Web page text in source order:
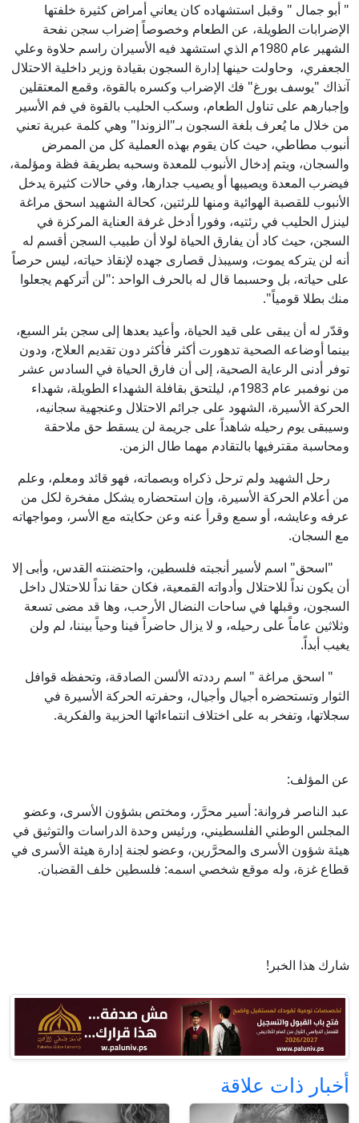
" أبو جمال " وقبل استشهاده كان يعاني أمراض كثيرة خلفتها
الإضرابات الطويلة، عن الطعام وخصوصاً إضراب سجن نفحة
الشهير عام 1980م الذي استشهد فيه الأسيران راسم حلاوة وعلي
الجعفري، وحاولت حينها إدارة السجون بقيادة وزير داخلية الاحتلال
آنذاك "يوسف بورغ" فك الإضراب وكسره بالقوة، وقمع المعتقلين
وإجبارهم على تناول الطعام، وسكب الحليب بالقوة في فم الأسير
من خلال ما يُعرف بلغة السجون بـ"الزوندا" وهي كلمة عبرية تعني
أنبوب مطاطي، حيث كان يقوم بهذه العملية كل من الممرض
والسجان، ويتم إدخال الأنبوب للمعدة وسحبه بطريقة فظة ومؤلمة،
فيضرب المعدة ويصيبها أو يصيب جدارها، وفي حالات كثيرة يدخل
الأنبوب للقصبة الهوائية ومنها للرئتين، كحالة الشهيد اسحق مراغة
لينزل الحليب في رئتيه، وفورا أدخل غرفة العناية المركزة في
السجن، حيث كاد أن يفارق الحياة لولا أن طبيب السجن أقسم له
أنه لن يتركه يموت، وسيبذل قصارى جهده لإنقاذ حياته، ليس حرصاً
على حياته، بل وحسبما قال له بالحرف الواحد :"لن أتركهم يجعلوا
منك بطلا قومياً".
وقدّر له أن يبقى على قيد الحياة، وأعيد بعدها إلى سجن بئر السبع،
بينما أوضاعه الصحية تدهورت أكثر فأكثر دون تقديم العلاج، ودون
توفر أدنى الرعاية الصحية، إلى أن فارق الحياة في السادس عشر
من نوفمبر عام 1983م، ليلتحق بقافلة الشهداء الطويلة، شهداء
الحركة الأسيرة، الشهود على جرائم الاحتلال وعنجهية سجانيه،
وسيبقى يوم رحيله شاهداً على جريمة لن يسقط حق ملاحقة
ومحاسبة مقترفيها بالتقادم مهما طال الزمن.
رحل الشهيد ولم ترحل ذكراه وبصماته، فهو قائد ومعلم، وعلم
من أعلام الحركة الأسيرة، وإن استحضاره يشكل مفخرة لكل من
عرفه وعايشه، أو سمع وقرأ عنه وعن حكايته مع الأسر، ومواجهاته
مع السجان.
"اسحق" اسم لأسير أنجبته فلسطين، واحتضنته القدس، وأبى إلا
أن يكون نداً للاحتلال وأدواته القمعية، فكان حقا نداً للاحتلال داخل
السجون، وقبلها في ساحات النضال الأرحب، وها قد مضى تسعة
وثلاثين عاماً على رحيله، و لا يزال حاضراً فينا وحياً بيننا، لم ولن
يغيب أبداً.
" اسحق مراغة " اسم رددته الألسن الصادقة، وتحفظه قوافل
الثوار وتستحضره أجيال وأجيال، وحفرته الحركة الأسيرة في
سجلاتها، وتفخر به على اختلاف انتماءاتها الحزبية والفكرية.
عن المؤلف:
عبد الناصر فروانة: أسير محرَّر، ومختص بشؤون الأسرى، وعضو
المجلس الوطني الفلسطيني، ورئيس وحدة الدراسات والتوثيق في
هيئة شؤون الأسرى والمحرَّرين، وعضو لجنة إدارة هيئة الأسرى في
قطاع غزة، وله موقع شخصي اسمه: فلسطين خلف القضبان.
شارك هذا الخبر!
أخبار ذات علاقة